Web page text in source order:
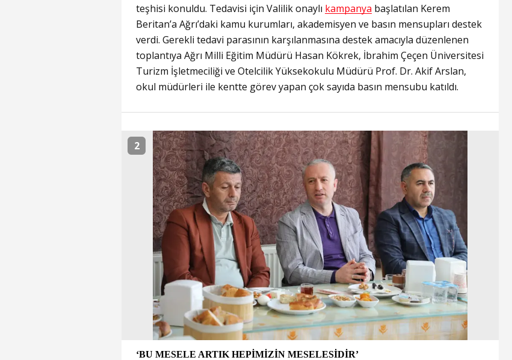
teşhisi konuldu. Tedavisi için Valilik onaylı kampanya başlatılan Kerem
Beritan’a Ağrı’daki kamu kurumları, akademisyen ve basın mensupları destek
verdi. Gerekli tedavi parasının karşılanmasına destek amacıyla düzenlenen
toplantıya Ağrı Milli Eğitim Müdürü Hasan Kökrek, İbrahim Çeçen Üniversitesi
Turizm İşletmeciliği ve Otelcilik Yüksekokulu Müdürü Prof. Dr. Akif Arslan,
okul müdürleri ile kentte görev yapan çok sayıda basın mensubu katıldı.
2
‘BU MESELE ARTIK HEPİMİZİN MESELESİDİR’